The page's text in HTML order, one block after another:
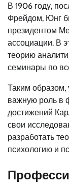
В 1906 году,
Фрейдом, Юнг
президентом
ассоциации. В
теорию
семинары по
Таким образом,
важную роль в
достижений
свои
разработать
психологию и